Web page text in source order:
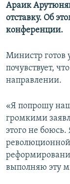
Араик
отставку. Об
конференции.
Министр готов
почувствует,
направлении.
«Я попрошу
громкими
этого не
выполняю эту